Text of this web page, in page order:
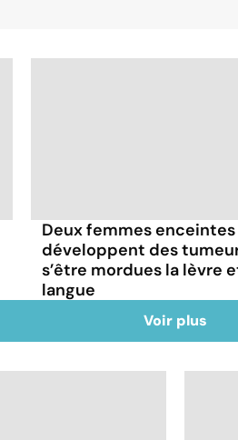
Deux femmes enceintes
développent des
s’être mordues la lèvre
langue
Voir plus